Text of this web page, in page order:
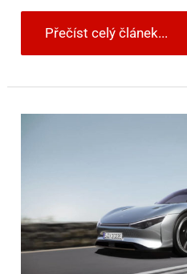
Přečíst celý článek...
Mercedesu
nebudou
vůbec
potřeba.